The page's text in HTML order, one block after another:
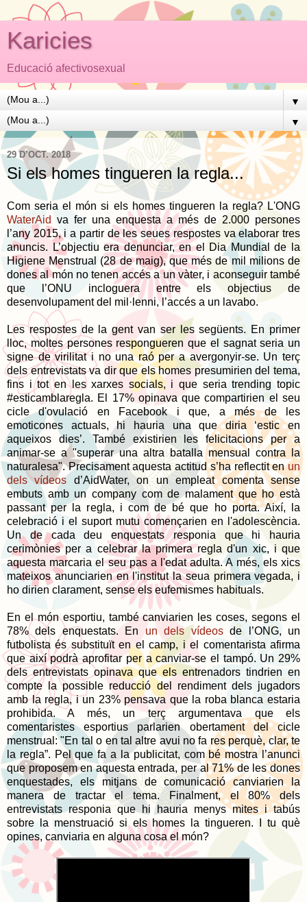
Karicies
Educació afectivosexual
▼
▼
29 D’OCT. 2018
Si els homes tingueren la regla...
Com seria el món si els homes tingueren la regla? L'ONG
WaterAid va fer una enquesta a més de 2.000 persones
l’any 2015, i a partir de les seues respostes va elaborar tres
anuncis. L’objectiu era denunciar, en el Dia Mundial de la
Higiene Menstrual (28 de maig), que més de mil milions de
dones al món no tenen accés a un vàter, i aconseguir també
que l’ONU incloguera entre els objectius de
desenvolupament del mil·lenni, l’accés a un lavabo.
Les respostes de la gent van ser les següents. En primer
lloc, moltes persones respongueren que el sagnat seria un
signe de virilitat i no una raó per a avergonyir-se. Un terç
dels entrevistats va dir que els homes presumirien del tema,
fins i tot en les xarxes socials, i que seria trending topic
#esticamblaregla. El 17% opinava que compartirien el seu
cicle d'ovulació en Facebook i que, a més de les
emoticones actuals, hi hauria una que diria ‘estic en
aqueixos dies’. També existirien les felicitacions per a
animar-se a "superar una altra batalla mensual contra la
naturalesa". Precisament aquesta actitud s’ha reflectit enun
dels vídeos d’AidWater, on un empleat comenta sense
embuts amb un company com de malament que ho està
passant per la regla, i com de bé que ho porta. Així, la
celebració i el suport mutu començarien en l'adolescència.
Un de cada deu enquestats responia que hi hauria
cerimònies per a celebrar la primera regla d'un xic, i que
aquesta marcaria el seu pas a l'edat adulta. A més, els xics
mateixos anunciarien en l'institut la seua primera vegada, i
ho dirien clarament, sense els eufemismes habituals.
En el món esportiu, també canviarien les coses, segons el
78% dels enquestats. En un dels vídeosde l’ONG, un
futbolista és substituït en el camp, i el comentarista afirma
que així podrà aprofitar per a canviar-se el tampó. Un 29%
dels entrevistats opinava que els entrenadors tindrien en
compte la possible reducció del rendiment dels jugadors
amb la regla, i un 23% pensava que la roba blanca estaria
prohibida. A més, un terç argumentava que els
comentaristes esportius parlarien obertament del cicle
menstrual: "En tal o en tal altre avui no fa res perquè, clar, te
la regla”. Pel que fa a la publicitat, com bé mostra l’anunci
que proposem en aquesta entrada, per al 71% de les dones
enquestades, els mitjans de comunicació canviarien la
manera de tractar el tema. Finalment, el 80% dels
entrevistats responia que hi hauria menys mites i tabús
sobre la menstruació si els homes la tingueren. I tu què
opines, canviaria en alguna cosa el món?